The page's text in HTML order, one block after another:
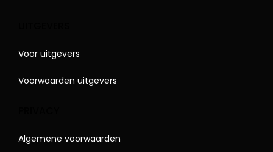
Voor uitgevers
Voorwaarden uitgevers
Algemene voorwaarden